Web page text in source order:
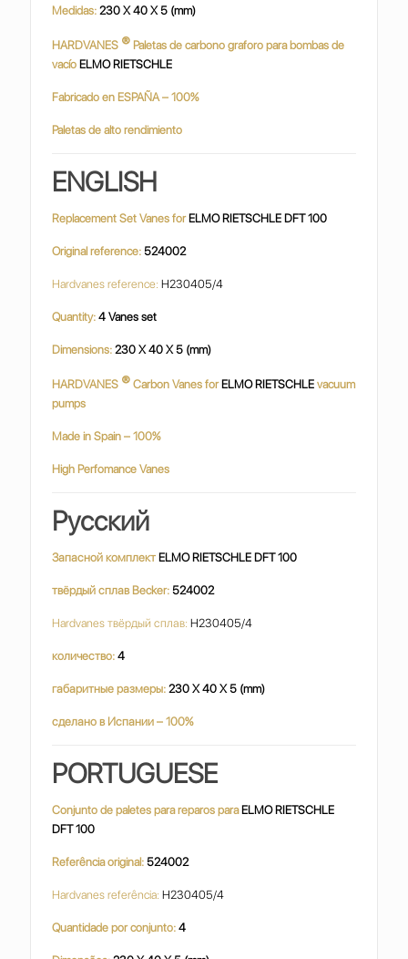
Medidas:230 X 40 X 5 (mm)
HARDVANES ® Paletas de carbono graforo para bombas de
vacío ELMO RIETSCHLE
Fabricado en ESPAÑA – 100%
Paletas de alto rendimiento
ENGLISH
Replacement Set Vanes for ELMO RIETSCHLE DFT 100
Original reference:524002
Hardvanes reference: H230405/4
Quantity: 4 Vanes set
Dimensions:230 X 40 X 5 (mm)
HARDVANES ® Carbon Vanes for ELMO RIETSCHLE vacuum
pumps
Made in Spain – 100%
High Perfomance Vanes
Русский
Запасной комплект ELMO RIETSCHLE DFT 100
твёрдый сплав Becker:524002
Hardvanes твёрдый сплав:H230405/4
количество:4
габаритные размеры:230 X 40 X 5 (mm)
сделано в Испании – 100%
PORTUGUESE
Conjunto de paletes para reparos para ELMO RIETSCHLE
DFT 100
Referência original:524002
Hardvanes referência:H230405/4
Quantidade por conjunto: 4